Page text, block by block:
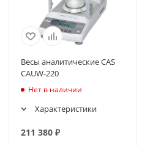
Весы аналитические CAS
CAUW-220
Нет в наличии
Характеристики
211 380 ₽